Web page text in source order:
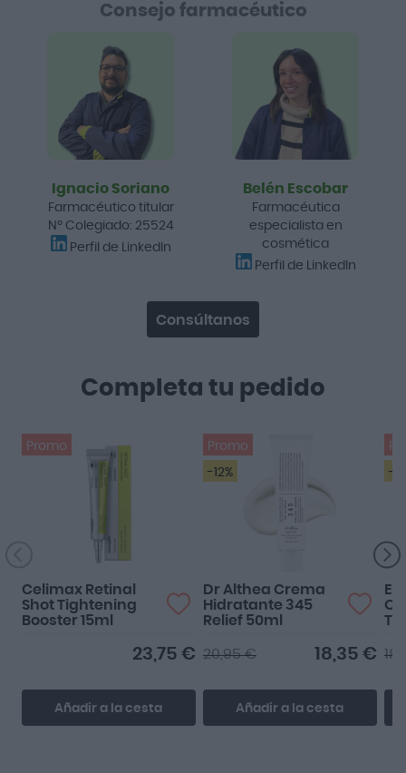
Completa tu pedido
Promo
Celimax Retinal
Shot Tightening
Booster 15ml
23,75 €
Añadir a la cesta
Promo
-12%
Dr Althea Crema
Hidratante 345
Relief 50ml
18,35 €
20,95 €
Añadir a la cesta
-
Consejo farmacéutico
Ignacio Soriano
Farmacéutico titular
Nº Colegiado: 25524
Perfil de LinkedIn
Belén Escobar
Farmacéutica
especialista en
cosmética
Perfil de LinkedIn
Consúltanos